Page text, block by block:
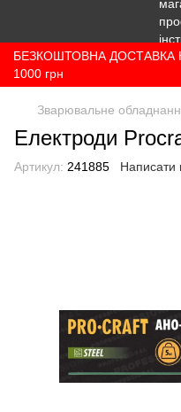
БЕЗКОШТОВНА ДОСТАВКА
1000 грн
Зварювальне
Електроди
Артикул: 241885 Написати